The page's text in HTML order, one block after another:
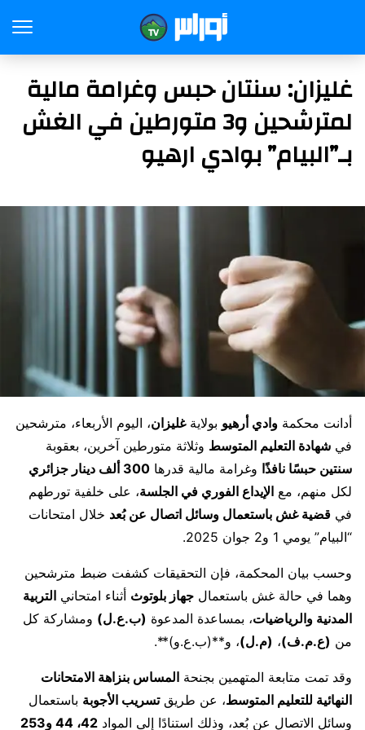
غليزان: سنتان حبس وغرامة مالية
لمترشحين و3 متورطين في الغش
بـ”البيام” بوادي ارهيو
أدانت محكمة وادي أرهيو بولايةغليزان، اليوم الأربعاء، مترشحين
في شهادة التعليم المتوسط وثلاثة متورطين آخرين، بعقوبة
سنتين حبسًا نافذًا وغرامة مالية قدرها 300 ألف دينار جزائري
لكل منهم، مع الإيداع الفوري في الجلسة، على خلفية تورطهم
في قضية غش باستعمال وسائل اتصال عن بُعد خلال امتحانات
“البيام” يومي 1 و2 جوان 2025.
وحسب بيان المحكمة، فإن التحقيقات كشفت ضبط مترشحين
وهما في حالة غش باستعمال جهاز بلوتوث أثناء امتحاني التربية
المدنية والرياضيات، بمساعدة المدعوة (ب.ع.ل) ومشاركة كل
من (ع.م.ف)، (م.ل)، و**(ب.ع.و)**.
وقد تمت متابعة المتهمين بجنحة المساس بنزاهة الامتحانات
النهائية للتعليم المتوسط، عن طريقتسريب الأجوبة باستعمال
وسائل الاتصال عن بُعد، وذلك استنادًا إلى المواد
42، 44 و253